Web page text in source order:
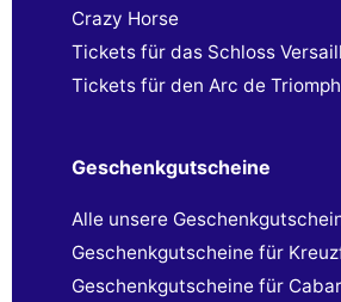
Crazy Horse
Tickets für das Schloss
Tickets für den Arc de
Geschenkgutscheine
Alle unsere
Geschenkgutscheine für
Geschenkgutscheine für